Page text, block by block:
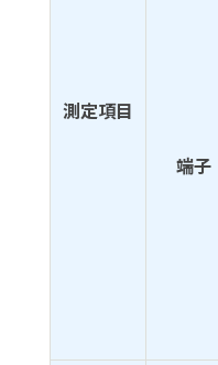
測定項目
端子